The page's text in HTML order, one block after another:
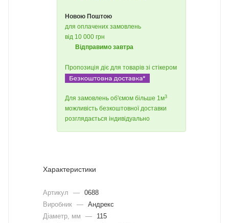
Новою Поштою
для оплачених замовлень
від 10 000 грн
Відправимо завтра
Пропозиція діє для товарів зі стікером
Для замовлень об'ємом більше 1м3
можливість безкоштовної доставки
розглядається індивідуально
Характеристики
Артикул — 0688
Виробник — Андрекс
Діаметр, мм
—
115